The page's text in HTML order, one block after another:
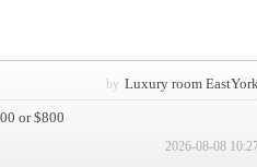
Luxury room
or $800
2026-08-08